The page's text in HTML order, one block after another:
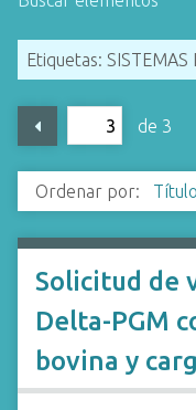
Etiquetas: SISTEMAS
de 3
Ordenar por: Título
Solicitud de
Delta-PGM
bovina y